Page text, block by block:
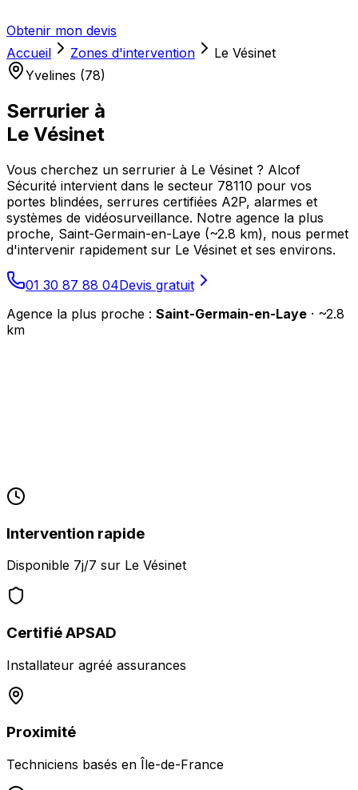
Obtenir mon devis
Accueil
Zones d'intervention
Le Vésinet
Yvelines (78)
Serrurier à
Le Vésinet
Vous cherchez un serrurier à Le Vésinet ? Alcof
Sécurité intervient dans le secteur 78110 pour vos
portes blindées, serrures certifiées A2P, alarmes et
systèmes de vidéosurveillance. Notre agence la plus
proche, Saint-Germain-en-Laye (~2.8 km), nous permet
d'intervenir rapidement sur Le Vésinet et ses environs.
01 30 87 88 04Devis gratuit
Agence la plus proche : Saint-Germain-en-Laye · ~2.8
km
Intervention rapide
Disponible 7j/7 sur Le Vésinet
Certifié APSAD
Installateur agréé assurances
Proximité
Techniciens basés en Île-de-France